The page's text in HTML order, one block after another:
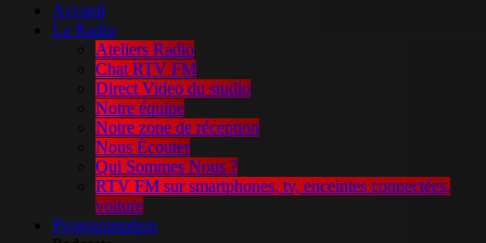
Accueil
La Radio
Ateliers Radio
Chat RTV FM
Direct Video du studio
Notre équipe
Notre zone de réception
Nous Écouter
Qui Sommes Nous ?
RTV FM sur smartphones, tv, enceintes connectées,
voiture
Programmation